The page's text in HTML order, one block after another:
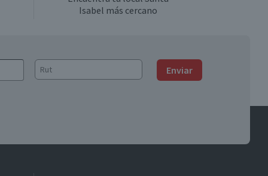
Isabel más cercano
Enviar